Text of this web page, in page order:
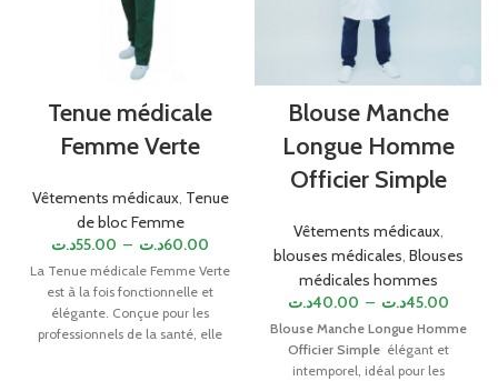
Tenue médicale
Femme Verte
Vêtements médicaux, Tenue
de bloc Femme
55.00د.ت – 60.00د.ت
La Tenue médicale Femme Verte
est à la fois fonctionnelle et
élégante. Conçue pour les
professionnels de la santé, elle
Blouse Manche
Longue Homme
Officier Simple
Vêtements médicaux,
blouses médicales, Blouses
médicales hommes
40.00د.ت – 45.00د.ت
Blouse Manche Longue Homme
Officier Simple élégant et
intemporel, idéal pour les